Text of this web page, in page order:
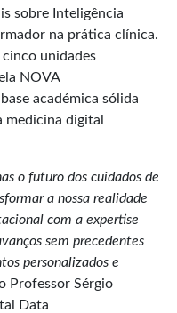
sobre Inteligência
na prática clínica.
unidades
NOVA
académica sólida
medicina digital
o futuro dos cuidados de
a nossa realidade
com a expertise
sem precedentes
personalizados e
Professor Sérgio
Data